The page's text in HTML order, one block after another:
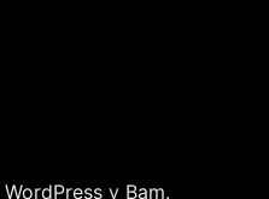
WordPressy Bam.